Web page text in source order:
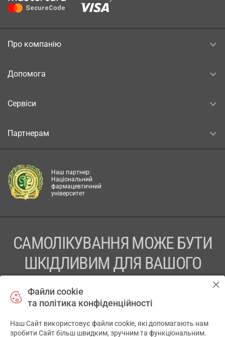
Про компанію
Допомога
Сервіси
Партнерам
Наш партнер:
Національний
фармацевтичний
університет
САМОЛІКУВАННЯ МОЖЕ БУТИ
ШКІДЛИВИМ ДЛЯ ВАШОГО
ПЕРЕД ЗАСТОСУВАННЯМ ПРЕПАРАТУ ПРОКОНСУЛЬТУЙТЕСЬ
Файли cookie
та політика конфіденційності
Наш Сайт використовує файли cookie, які допомагають нам
зробити Сайт більш швидким, зручним та функціональним.
✕